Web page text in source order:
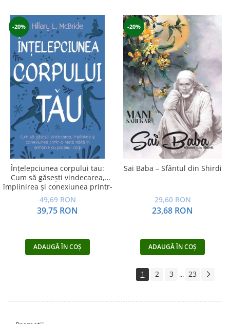
-20%
Înțelepciunea corpului tau:
Cum să găsești vindecarea,
împlinirea și conexiunea printr-
o viață trăită în armonie cu
propriul corp
49,69 RON
39,75 RON
ADAUGĂ ÎN COȘ
-20%
Sai Baba – Sfântul din Shirdi
29,60 RON
23,68 RON
ADAUGĂ ÎN COȘ
1 2 3 ... 23